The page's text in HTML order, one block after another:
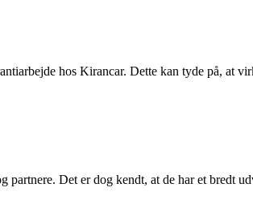
hos Kirancar. Dette kan tyde på, at
Det er dog kendt, at de har et bredt